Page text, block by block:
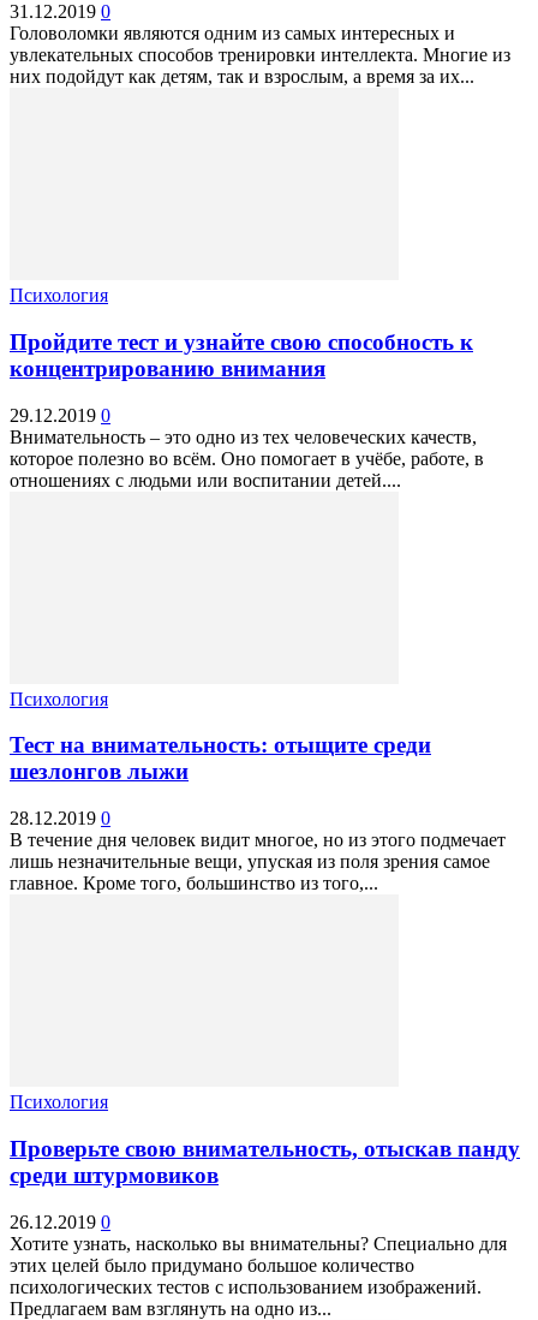
31.12.2019 0
Головоломки являются одним из самых интересных и
увлекательных способов тренировки интеллекта. Многие из
них подойдут как детям, так и взрослым, а время за их...
Психология
Пройдите тест и узнайте свою способность к
концентрированию внимания
29.12.2019 0
Внимательность – это одно из тех человеческих качеств,
которое полезно во всём. Оно помогает в учёбе, работе, в
отношениях с людьми или воспитании детей....
Психология
Тест на внимательность: отыщите среди
шезлонгов лыжи
28.12.2019 0
В течение дня человек видит многое, но из этого подмечает
лишь незначительные вещи, упуская из поля зрения самое
главное. Кроме того, большинство из того,...
Психология
Проверьте свою внимательность, отыскав панду
среди штурмовиков
26.12.2019 0
Хотите узнать, насколько вы внимательны? Специально для
этих целей было придумано большое количество
психологических тестов с использованием изображений.
Предлагаем вам взглянуть на одно из...